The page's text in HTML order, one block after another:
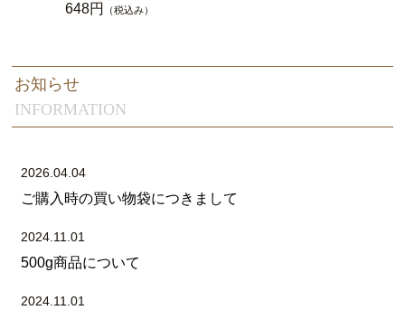
648円
（税込み）
INFORMATION
お知らせ
2026.04.04
ご購入時の買い物袋につきまして
2024.11.01
500g商品について
2024.11.01